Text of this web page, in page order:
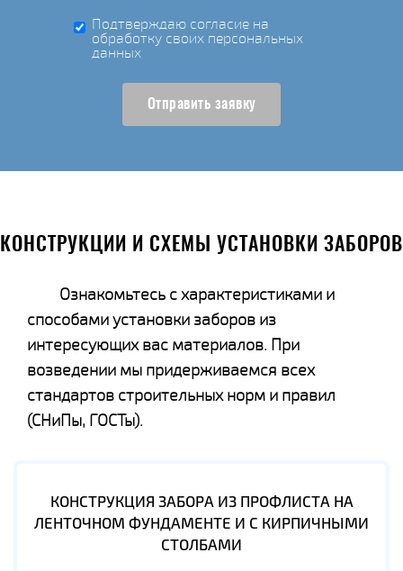
Подтверждаю согласие на
обработку своих персональных
данных
Отправить заявку
КОНСТРУКЦИИ И СХЕМЫ УСТАНОВКИ ЗАБОРОВ
Ознакомьтесь с характеристиками и
способами установки заборов из
интересующих вас материалов. При
возведении мы придерживаемся всех
стандартов строительных норм и правил
(СНиПы, ГОСТы).
КОНСТРУКЦИЯ ЗАБОРА ИЗ ПРОФЛИСТА НА
ЛЕНТОЧНОМ ФУНДАМЕНТЕ И С КИРПИЧНЫМИ
СТОЛБАМИ